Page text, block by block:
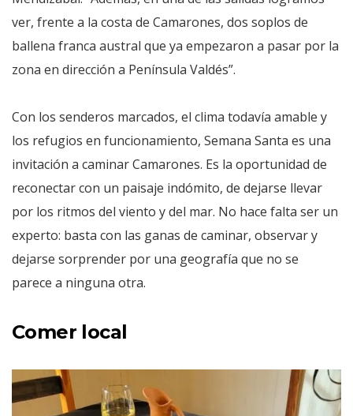
ver, frente a la costa de Camarones, dos soplos de
ballena franca austral que ya empezaron a pasar por la
zona en dirección a Península Valdés”.
Con los senderos marcados, el clima todavía amable y
los refugios en funcionamiento, Semana Santa es una
invitación a caminar Camarones. Es la oportunidad de
reconectar con un paisaje indómito, de dejarse llevar
por los ritmos del viento y del mar. No hace falta ser un
experto: basta con las ganas de caminar, observar y
dejarse sorprender por una geografía que no se
parece a ninguna otra.
Comer local